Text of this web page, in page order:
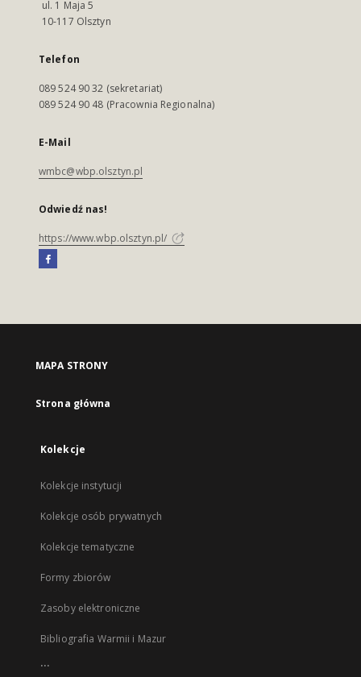
ul. 1 Maja 5
10-117 Olsztyn
Telefon
089 524 90 32 (sekretariat)
089 524 90 48 (Pracownia Regionalna)
E-Mail
wmbc@wbp.olsztyn.pl
Odwiedź nas!
https://www.wbp.olsztyn.pl/
MAPA STRONY
Strona główna
Kolekcje
Kolekcje instytucji
Kolekcje osób prywatnych
Kolekcje tematyczne
Formy zbiorów
Zasoby elektroniczne
Bibliografia Warmii i Mazur
...